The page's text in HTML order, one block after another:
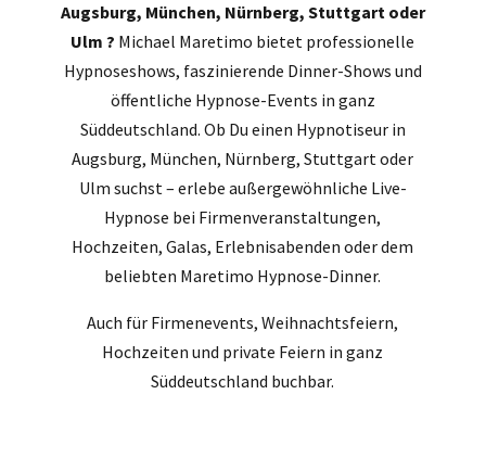
Augsburg, München, Nürnberg, Stuttgart oder
Ulm ? Michael Maretimo bietet professionelle
Hypnoseshows, faszinierende Dinner-Shows und
öffentliche Hypnose-Events in ganz
Süddeutschland. Ob Du einen Hypnotiseur in
Augsburg, München, Nürnberg, Stuttgart oder
Ulm suchst – erlebe außergewöhnliche Live-
Hypnose bei Firmenveranstaltungen,
Hochzeiten, Galas, Erlebnisabenden oder dem
beliebten Maretimo Hypnose-Dinner.
Auch für Firmenevents, Weihnachtsfeiern,
Hochzeiten und private Feiern in ganz
Süddeutschland buchbar.